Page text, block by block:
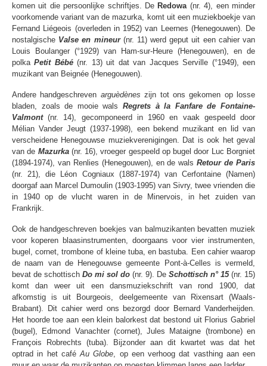
komen uit die persoonlijke schriftjes. DeRedowa (nr. 4), een minder
voorkomende variant van de mazurka, komt uit een muziekboekje van
Fernand Liégeois (overleden in 1952) van Leernes (Henegouwen). De
nostalgische Valse en mineur (nr. 11) werd geput uit een cahier van
Louis Boulanger (°1929) van Ham-sur-Heure (Henegouwen), en de
polkaPetit Bébé (nr. 13) uit dat van Jacques Serville (°1949), een
muzikant van Beignée (Henegouwen).
Andere handgeschreven arguèdènes zijn tot ons gekomen op losse
bladen, zoals de mooie wals Regrets à la Fanfare de Fontaine-
Valmont (nr. 14), gecomponeerd in 1960 en vaak gespeeld door
Mélian Vander Jeugt (1937-1998), een bekend muzikant en lid van
verscheidene Henegouwse muziekverenigingen. Dat is ook het geval
van de Mazurka(nr. 16), vroeger gespeeld op bugel door Luc Borgniet
(1894-1974), van Renlies (Henegouwen), en de walsRetour de Paris
(nr. 21), die Léon Cogniaux (1887-1974) van Cerfontaine (Namen)
doorgaf aan Marcel Dumoulin (1903-1995) van Sivry, twee vrienden die
in 1940 op de vlucht waren in de Minervois, in het zuiden van
Frankrijk.
Ook de handgeschreven boekjes van balmuzikanten bevatten muziek
voor koperen blaasinstrumenten, doorgaans voor vier instrumenten,
bugel, cornet, trombone of kleine tuba, en bastuba. Een cahier waarop
de naam van de Henegouwse gemeente Pont-à-Celles is vermeld,
bevat de schottisch Do mi sol do (nr. 9). De Schottisch n° 15 (nr. 15)
komt dan weer uit een dansmuziekschrift van rond 1900, dat
afkomstig is uit Bourgeois, deelgemeente van Rixensart (Waals-
Brabant). Dit cahier werd ons bezorgd door Bernard Vanderheijden.
Het hoorde toe aan een klein balorkest dat bestond uit Florius Gabriel
(bugel), Edmond Vanachter (cornet), Jules Mataigne (trombone) en
François Robrechts (tuba). Bijzonder aan dit kwartet was dat het
optrad in het café Au Globe , op een verhoog dat vasthing aan een